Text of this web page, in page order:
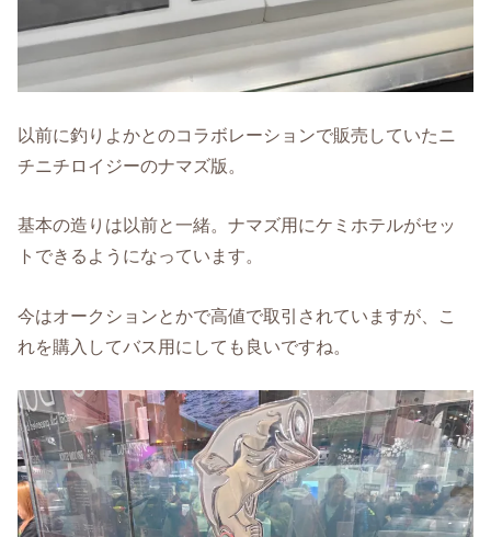
以前に釣りよかとのコラボレーションで販売していたニ
チニチロイジーのナマズ版。
基本の造りは以前と一緒。ナマズ用にケミホテルがセッ
トできるようになっています。
今はオークションとかで高値で取引されていますが、こ
れを購入してバス用にしても良いですね。